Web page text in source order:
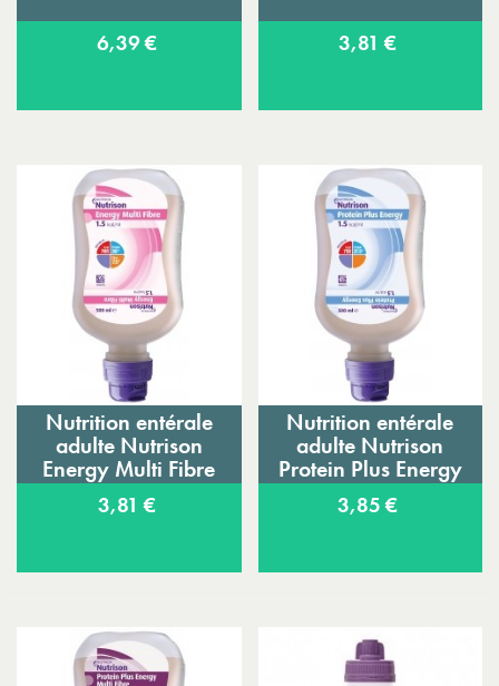
6,39 € 3,81 €
Nutrition entérale
adulte Nutrison
Energy Multi Fibre
3,81 €
Nutrition entérale
adulte Nutrison
Protein Plus Energy
3,85 €